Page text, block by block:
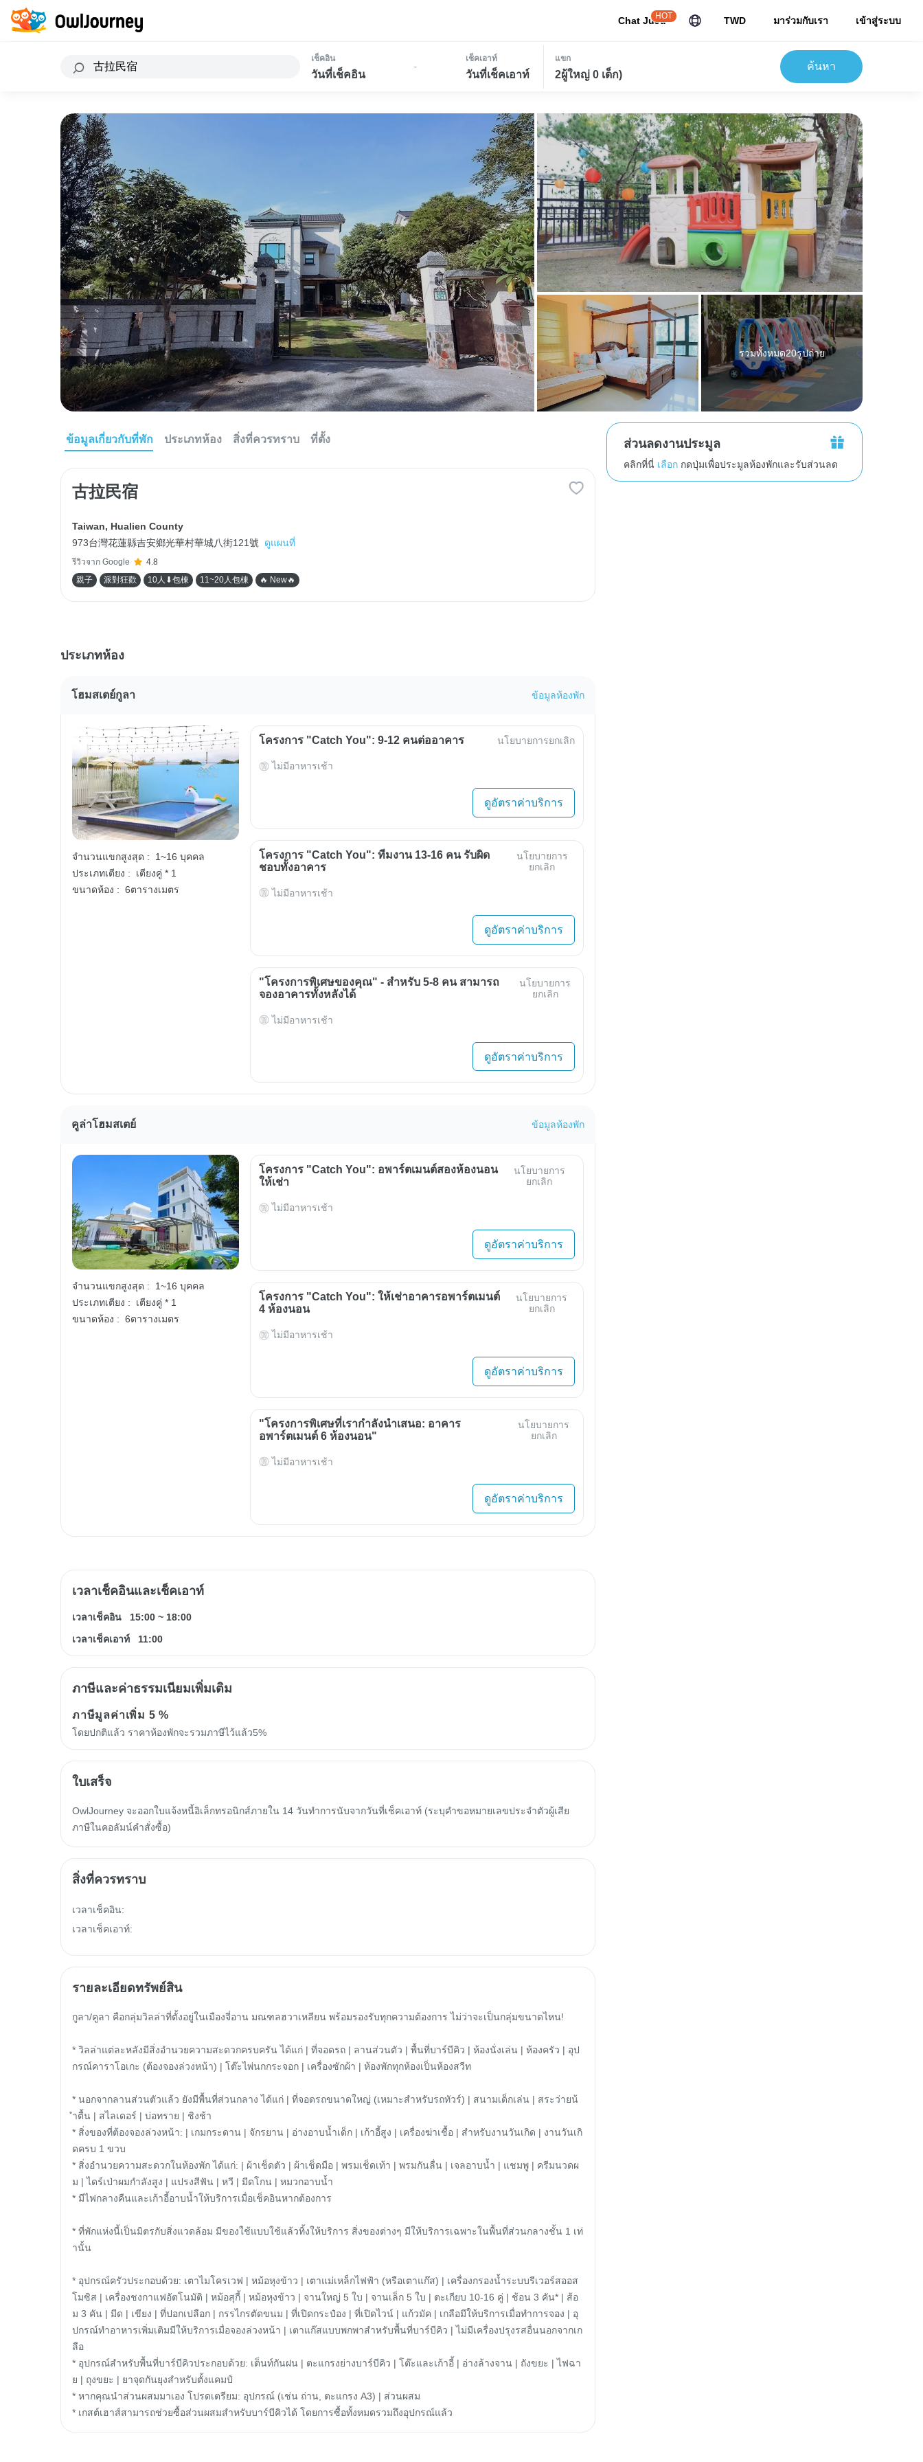
Chat JuJu
HOT TWD มาร่วมกับเรา เข้าสู่ระบบ
เช็คอิน
วันที่เช็คอิน
-
เช็คเอาท์
วันที่เช็คเอาท์
แขก
2ผู้ใหญ่ 0 เด็ก)
ค้นหา
รวมทั้งหมด20รูปถ่าย
ข้อมูลเกี่ยวกับที่พัก ประเภทห้อง สิ่งที่ควรทราบ ที่ตั้ง
古拉民宿
Taiwan, Hualien County
973台灣花蓮縣吉安鄉光華村華城八街121號
ดูแผนที่
รีวิวจาก Google
4.8
親子
派對狂歡 10人⬇包棟 11~20人包棟 🔥 New🔥
ประเภทห้อง
โฮมสเตย์กูลา ข้อมูลห้องพัก
จำนวนแขกสูงสุด :
1~16 บุคคล
ประเภทเตียง :
เตียงคู่ * 1
ขนาดห้อง : 6ตารางเมตร
โครงการ "Catch You": 9-12 คนต่ออาคาร นโยบายการยกเลิก
ไม่มีอาหารเช้า
ดูอัตราค่าบริการ
โครงการ "Catch You": ทีมงาน 13-16 คน รับผิด
ชอบทั้งอาคาร
นโยบายการ
ยกเลิก
ไม่มีอาหารเช้า
ดูอัตราค่าบริการ
"โครงการพิเศษของคุณ" - สำหรับ 5-8 คน สามารถ
จองอาคารทั้งหลังได้
นโยบายการ
ยกเลิก
ไม่มีอาหารเช้า
ดูอัตราค่าบริการ
คูล่าโฮมสเตย์ ข้อมูลห้องพัก
จำนวนแขกสูงสุด :
1~16 บุคคล
ประเภทเตียง :
เตียงคู่ * 1
ขนาดห้อง : 6ตารางเมตร
โครงการ "Catch You": อพาร์ตเมนต์สองห้องนอน
ให้เช่า
นโยบายการ
ยกเลิก
ไม่มีอาหารเช้า
ดูอัตราค่าบริการ
โครงการ "Catch You": ให้เช่าอาคารอพาร์ตเมนต์
4 ห้องนอน
นโยบายการ
ยกเลิก
ไม่มีอาหารเช้า
ดูอัตราค่าบริการ
"โครงการพิเศษที่เรากำลังนำเสนอ: อาคาร
อพาร์ตเมนต์ 6 ห้องนอน"
นโยบายการ
ยกเลิก
ไม่มีอาหารเช้า
ดูอัตราค่าบริการ
เวลาเช็คอินและเช็คเอาท์
เวลาเช็คอิน 15:00 ~ 18:00
เวลาเช็คเอาท์
11:00
ภาษีและค่าธรรมเนียมเพิ่มเติม
ภาษีมูลค่าเพิ่ม 5 %
โดยปกติแล้ว ราคาห้องพักจะรวมภาษีไว้แล้ว5%
ใบเสร็จ
OwlJourney จะออกใบแจ้งหนี้อิเล็กทรอนิกส์ภายใน 14 วันทำการนับจากวันที่เช็คเอาท์ (ระบุคำขอหมายเลขประจำตัวผู้เสีย
ภาษีในคอลัมน์คำสั่งซื้อ)
สิ่งที่ควรทราบ
เวลาเช็คอิน:
เวลาเช็คเอาท์:
รายละเอียดทรัพย์สิน
กูลา/คูลา คือกลุ่มวิลล่าที่ตั้งอยู่ในเมืองจี่อาน มณฑลฮวาเหลียน พร้อมรองรับทุกความต้องการ ไม่ว่าจะเป็นกลุ่มขนาดไหน!
* วิลล่าแต่ละหลังมีสิ่งอำนวยความสะดวกครบครัน ได้แก่ | ที่จอดรถ | ลานส่วนตัว | พื้นที่บาร์บีคิว | ห้องนั่งเล่น | ห้องครัว | อุป
กรณ์คาราโอเกะ (ต้องจองล่วงหน้า) | โต๊ะไพ่นกกระจอก | เครื่องซักผ้า | ห้องพักทุกห้องเป็นห้องสวีท
* นอกจากลานส่วนตัวแล้ว ยังมีพื้นที่ส่วนกลาง ได้แก่ | ที่จอดรถขนาดใหญ่ (เหมาะสำหรับรถทัวร์) | สนามเด็กเล่น | สระว่ายน้
ำตื้น | สไลเดอร์ | บ่อทราย | ชิงช้า
* สิ่งของที่ต้องจองล่วงหน้า: | เกมกระดาน | จักรยาน | อ่างอาบน้ำเด็ก | เก้าอี้สูง | เครื่องฆ่าเชื้อ | สำหรับงานวันเกิด | งานวันเกิ
ดครบ 1 ขวบ
* สิ่งอำนวยความสะดวกในห้องพัก ได้แก่: | ผ้าเช็ดตัว | ผ้าเช็ดมือ | พรมเช็ดเท้า | พรมกันลื่น | เจลอาบน้ำ | แชมพู | ครีมนวดผ
ม | ไดร์เป่าผมกำลังสูง | แปรงสีฟัน | หวี | มีดโกน | หมวกอาบน้ำ
* มีไฟกลางคืนและเก้าอี้อาบน้ำให้บริการเมื่อเช็คอินหากต้องการ
* ที่พักแห่งนี้เป็นมิตรกับสิ่งแวดล้อม มีของใช้แบบใช้แล้วทิ้งให้บริการ สิ่งของต่างๆ มีให้บริการเฉพาะในพื้นที่ส่วนกลางชั้น 1 เท่
านั้น
* อุปกรณ์ครัวประกอบด้วย: เตาไมโครเวฟ | หม้อหุงข้าว | เตาแม่เหล็กไฟฟ้า (หรือเตาแก๊ส) | เครื่องกรองน้ำระบบรีเวอร์สออส
โมซิส | เครื่องชงกาแฟอัตโนมัติ | หม้อสุกี้ | หม้อหุงข้าว | จานใหญ่ 5 ใบ | จานเล็ก 5 ใบ | ตะเกียบ 10-16 คู่ | ช้อน 3 คัน* | ส้อ
ม 3 คัน | มีด | เขียง | ที่ปอกเปลือก | กรรไกรตัดขนม | ที่เปิดกระป๋อง | ที่เปิดไวน์ | แก้วมัค | เกลือมีให้บริการเมื่อทำการจอง | อุ
ปกรณ์ทำอาหารเพิ่มเติมมีให้บริการเมื่อจองล่วงหน้า | เตาแก๊สแบบพกพาสำหรับพื้นที่บาร์บีคิว | ไม่มีเครื่องปรุงรสอื่นนอกจากเก
ลือ
* อุปกรณ์สำหรับพื้นที่บาร์บีคิวประกอบด้วย: เต็นท์กันฝน | ตะแกรงย่างบาร์บีคิว | โต๊ะและเก้าอี้ | อ่างล้างจาน | ถังขยะ | ไฟฉา
ย | ถุงขยะ | ยาจุดกันยุงสำหรับตั้งแคมป์
* หากคุณนำส่วนผสมมาเอง โปรดเตรียม: อุปกรณ์ (เช่น ถ่าน, ตะแกรง A3) | ส่วนผสม
* เกสต์เฮาส์สามารถช่วยซื้อส่วนผสมสำหรับบาร์บีคิวได้ โดยการซื้อทั้งหมดรวมถึงอุปกรณ์แล้ว
ส่วนลดงานประมูล
คลิกที่นี่เลือก กดปุ่มเพื่อประมูลห้องพักและรับส่วนลด